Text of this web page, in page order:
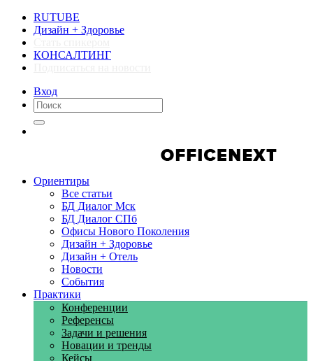
RUTUBE
Дизайн + Здоровье
КОНСАЛТИНГ
Вход
Ориентиры
Все статьи
БД Диалог Мск
БД Диалог СПб
Офисы Нового Поколения
Дизайн + Здоровье
Дизайн + Отель
Новости
События
Практики
Конференции
Референсы
Задачи и решения
Новации и тренды
Кейсы